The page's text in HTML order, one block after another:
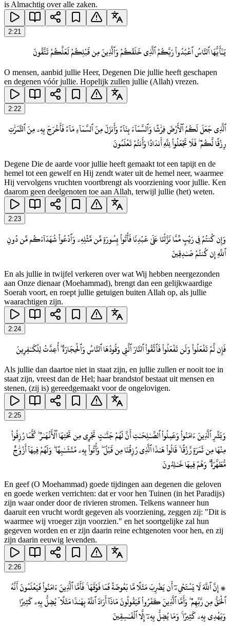
is Almachtig over alle zaken.
2:21
يَـٰٓأَيُّهَا ٱلنَّاسُ ٱعْبُدُوا۟ رَبَّكُمُ ٱلَّذِى خَلَقَكُمْ وَٱلَّذِينَ مِن قَبْلِكُمْ لَعَلَّكُمْ تَتَّقُونَ
O mensen, aanbid jullie Heer, Degenen Die jullie heeft geschapen
en degenen vóór jullie. Hopelijk zullen jullie (Allah) vrezen.
2:22
ٱلَّذِى جَعَلَ لَكُمُ ٱلْأَرْضَ فِرَٰشًا وَٱلسَّمَآءَ بِنَآءً وَأَنزَلَ مِنَ ٱلسَّمَآءِ مَآءً فَأَخْرَجَ بِهِۦ مِنَ ٱلثَّمَرَٰتِ
رِزْقًا لَّكُمْ ۖ فَلَا تَجْعَلُوا۟ لِلَّهِ أَندَادًا وَأَنتُمْ تَعْلَمُونَ
Degene Die de aarde voor jullie heeft gemaakt tot een tapijt en de
hemel tot een gewelf en Hij zendt water uit de hemel neer, waarmee
Hij vervolgens vruchten voortbrengt als voorziening voor jullie. Ken
daarom geen deelgenoten toe aan Allah, terwijl jullie (het) weten.
2:23
وَإِن كُنتُمْ فِى رَيْبٍ مِّمَّا نَزَّلْنَا عَلَىٰ عَبْدِنَا فَأْتُوا۟ بِسُورَةٍ مِّن مِّثْلِهِۦ وَٱدْعُوا۟ شُهَدَآءَكُم مِّن دُونِ
ٱللَّهِ إِن كُنتُمْ صَـٰدِقِينَ
En als jullie in twijfel verkeren over wat Wij hebben neergezonden
aan Onze dienaar (Moehammad), brengt dan een gelijkwaardige
Soerah voort, en roept jullie getuigen buiten Allah op, als jullie
waarachtigen zijn.
2:24
فَإِن لَّمْ تَفْعَلُوا۟ وَلَن تَفْعَلُوا۟ فَٱتَّقُوا۟ ٱلنَّارَ ٱلَّتِى وَقُودُهَا ٱلنَّاسُ وَٱلْحِجَارَةُ ۖ أُعِدَّتْ لِلْكَـٰفِرِينَ
Als jullie dan daartoe niet in staat zijn, en jullie zullen er nooit toe in
staat zijn, vreest dan de Hel; haar brandstof bestaat uit mensen en
stenen, (zij is) gereedgemaakt voor de ongelovigen.
2:25
وَبَشِّرِ ٱلَّذِينَ ءَامَنُوا۟ وَعَمِلُوا۟ ٱلصَّـٰلِحَـٰتِ أَنَّ لَهُمْ جَنَّـٰتٍ تَجْرِى مِن تَحْتِهَا ٱلْأَنْهَـٰرُ ۖ كُلَّمَا رُزِقُوا۟
مِنْهَا مِن ثَمَرَةٍ رِّزْقًا ۙ قَالُوا۟ هَـٰذَا ٱلَّذِى رُزِقْنَا مِن قَبْلُ ۖ وَأُتُوا۟ بِهِۦ مُتَشَـٰبِهًا ۖ وَلَهُمْ فِيهَآ أَزْوَٰجٌ
مُّطَهَّرَةٌ ۖ وَهُمْ فِيهَا خَـٰلِدُونَ
En geef (O Moehammad) goede tijdingen aan degenen die geloven
en goede werken verrichten: dat er voor hen Tuinen (in het Paradijs)
zijn waar onder door de rivieren stromen. Telkens wanneer hun
daaruit een vrucht wordt gegeven als voorziening, zeggen zij: "Dit is
waarmee wij vroeger zijn voorzien." en het soortgelijke zal hun
gegeven worden en er zijn daarin reine echtgenoten voor hen, en zij
zijn daarin eeuwig levenden.
2:26
۞ إِنَّ ٱللَّهَ لَا يَسْتَحْىِۦٓ أَن يَضْرِبَ مَثَلًا مَّا بَعُوضَةً فَمَا فَوْقَهَا ۚ فَأَمَّا ٱلَّذِينَ ءَامَنُوا۟ فَيَعْلَمُونَ أَنَّهُ
ٱلْحَقُّ مِن رَّبِّهِمْ ۖ وَأَمَّا ٱلَّذِينَ كَفَرُوا۟ فَيَقُولُونَ مَاذَآ أَرَادَ ٱللَّهُ بِهَـٰذَا مَثَلًا ۘ يُضِلُّ بِهِۦ كَثِيرًا
وَيَهْدِى بِهِۦ كَثِيرًا ۚ وَمَا يُضِلُّ بِهِۦٓ إِلَّا ٱلْفَـٰسِقِينَ